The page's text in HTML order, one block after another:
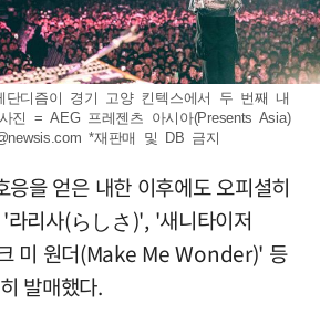
단디즘이 경기 고양 킨텍스에서 두 번째 내
진 = AEG 프레젠츠 아시아(Presents Asia)
*재판매 및 DB 금지
을 얻은 내한 이후에도 오피셜히
리사(らしさ)', '새니타이저
미 원더(Make Me Wonder)' 등
발매했다.